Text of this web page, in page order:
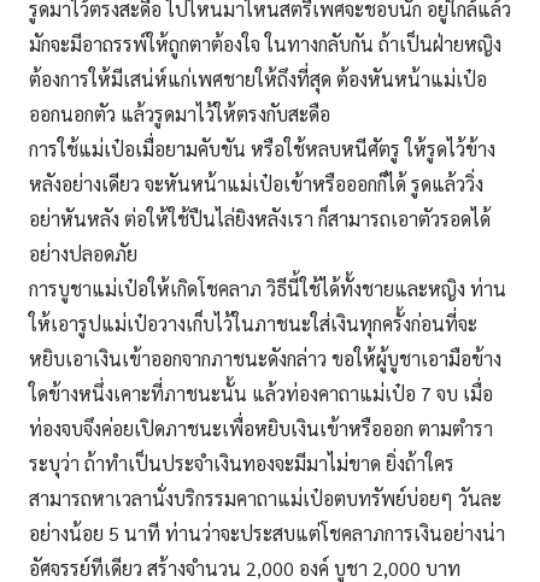
รูดมาไว้ตรงสะดือ ไปไหนมาไหนสตรีเพศจะชอบนัก อยู่ใกล้แล้ว
มักจะมีอาถรรพ์ให้ถูกตาต้องใจ ในทางกลับกัน ถ้าเป็นฝ่ายหญิง
ต้องการให้มีเสน่ห์แก่เพศชายให้ถึงที่สุด ต้องหันหน้าแม่เป๋อ
ออกนอกตัว แล้วรูดมาไว้ให้ตรงกับสะดือ
การใช้แม่เป๋อเมื่อยามคับขัน หรือใช้หลบหนีศัตรู ให้รูดไว้ข้าง
หลังอย่างเดียว จะหันหน้าแม่เป๋อเข้าหรือออกก็ได้ รูดแล้ววิ่ง
อย่าหันหลัง ต่อให้ใช้ปืนไล่ยิงหลังเรา ก็สามารถเอาตัวรอดได้
อย่างปลอดภัย
การบูชาแม่เป๋อให้เกิดโชคลาภ วิธีนี้ใช้ได้ทั้งชายและหญิง ท่าน
ให้เอารูปแม่เป๋อวางเก็บไว้ในภาชนะใส่เงินทุกครั้งก่อนที่จะ
หยิบเอาเงินเข้าออกจากภาชนะดังกล่าว ขอให้ผู้บูชาเอามือข้าง
ใดข้างหนึ่งเคาะที่ภาชนะนั้น แล้วท่องคาถาแม่เป๋อ 7 จบ เมื่อ
ท่องจบจึงค่อยเปิดภาชนะเพื่อหยิบเงินเข้าหรือออก ตามตำรา
ระบุว่า ถ้าทำเป็นประจำเงินทองจะมีมาไม่ขาด ยิ่งถ้าใคร
สามารถหาเวลานั่งบริกรรมคาถาแม่เป๋อตบทรัพย์บ่อยๆ วันละ
อย่างน้อย 5 นาที ท่านว่าจะประสบแต่โชคลาภการเงินอย่างน่า
อัศจรรย์ทีเดียว สร้างจำนวน 2,000 องค์ บูชา 2,000 บาท